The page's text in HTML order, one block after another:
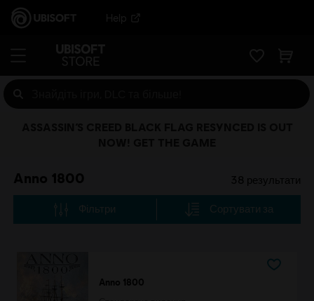
Help
Anno 1800 38 результати
Фільтри Сортувати за
Anno 1800